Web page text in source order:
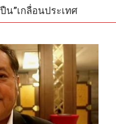
น”เกลื่อนประเทศ